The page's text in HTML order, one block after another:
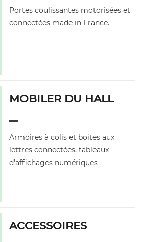
ACCESSOIRES
MOBILER DU HALL
Armoires à colis et boîtes aux
lettres connectées, tableaux
d'affichages numériques
Portes coulissantes motorisées et
connectées made in France.